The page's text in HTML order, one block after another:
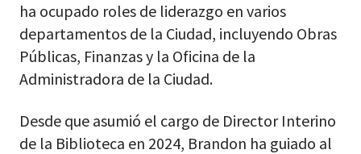
ha ocupado roles de liderazgo en varios
departamentos de la Ciudad, incluyendo Obras
Públicas, Finanzas y la Oficina de la
Administradora de la Ciudad.
Desde que asumió el cargo de Director Interino
de la Biblioteca en 2024, Brandon ha guiado al